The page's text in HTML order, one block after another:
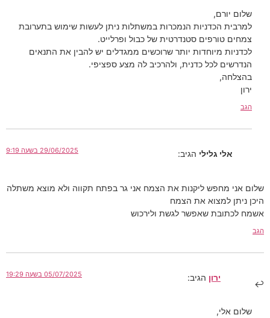
שלום יורם,
למרבית הכדניות הנמכרות במשתלות ניתן לעשות שימוש בתערובת
צמחים טורפים סטנדרטית של כבול ופרלייט.
לכדניות מיוחדות יותר שרוכשים ממגדלים יש להבין את התנאים
הנדרשים לכל כדנית, ולהרכיב לה מצע ספציפי.
בהצלחה,
ירון
הגב
אלי גלילי הגיב: 29/06/2025 בשעה 9:19
שלום אני מחפש ליקנות את הצמח אני גר בפתח תקווה ולא מוצא משתלה
היכן ניתן למצוא את הצמח
אשמח לכתובת שאפשר לגשת ולירכוש
הגב
ירון הגיב: 05/07/2025 בשעה 19:29
שלום אלי,